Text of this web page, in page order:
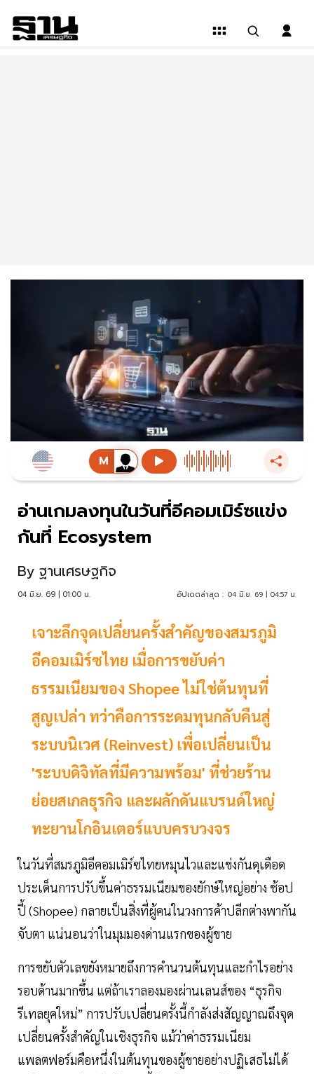
อ่านเกมลงทุนในวันที่อีคอมเมิร์ซแข่ง
กันที่ Ecosystem
By ฐานเศรษฐกิจ
04 มิ.ย. 69 | 01:00 น. อัปเดตล่าสุด : 04 มิ.ย. 69 | 04:57 น.
เจาะลึกจุดเปลี่ยนครั้งสำคัญของสมรภูมิ
อีคอมเมิร์ซไทย เมื่อการขยับค่า
ธรรมเนียมของ Shopee ไม่ใช่ต้นทุนที่
สูญเปล่า ทว่าคือการระดมทุนกลับคืนสู่
ระบบนิเวศ (Reinvest) เพื่อเปลี่ยนเป็น
'ระบบดิจิทัลที่มีความพร้อม' ที่ช่วยร้าน
ย่อยสเกลธุรกิจ และผลักดันแบรนด์ใหญ่
ทะยานโกอินเตอร์แบบครบวงจร
ในวันที่สมรภูมิอีคอมเมิร์ซไทยหมุนไวและแข่งกันดุเดือด
ประเด็นการปรับขึ้นค่าธรรมเนียมของยักษ์ใหญ่อย่าง ช้อป
ปี้ (Shopee) กลายเป็นสิ่งที่ผู้คนในวงการค้าปลีกต่างพากัน
จับตา แน่นอนว่าในมุมมองด่านแรกของผู้ขาย
การขยับตัวเลขยังหมายถึงการคำนวนต้นทุนและกำไรอย่าง
รอบด้านมากขึ้น แต่ถ้าเราลองมองผ่านเลนส์ของ “ธุรกิจ
รีเทลยุคใหม่” การปรับเปลี่ยนครั้งนี้กำลังส่งสัญญาณถึงจุด
เปลี่ยนครั้งสำคัญในเชิงธุรกิจ แม้ว่าค่าธรรมเนียม
แพลตฟอร์มคือหนึ่งในต้นทุนของผู้ขายอย่างปฏิเสธไม่ได้